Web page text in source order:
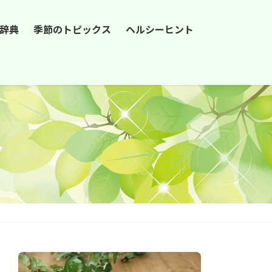
典 季節のトピックス ヘルシーヒント